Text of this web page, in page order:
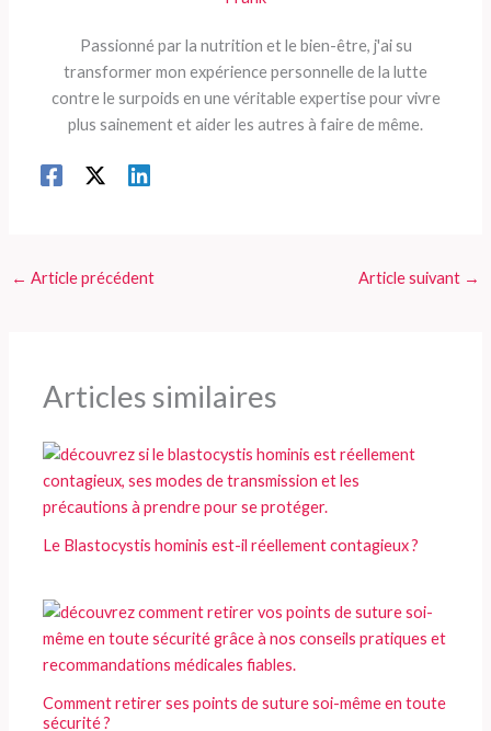
Passionné par la nutrition et le bien-être, j'ai su
transformer mon expérience personnelle de la lutte
contre le surpoids en une véritable expertise pour vivre
plus sainement et aider les autres à faire de même.
← Article précédent Article suivant →
Articles similaires
Le Blastocystis hominis est-il réellement contagieux ?
Comment retirer ses points de suture soi-même en toute
sécurité ?